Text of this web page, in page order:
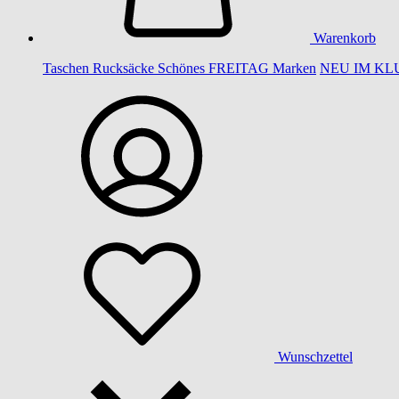
Warenkorb
Taschen Rucksäcke Schönes FREITAG Marken NEU IM
Wunschzettel